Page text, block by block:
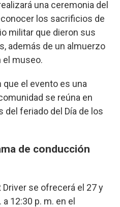
una ceremonia del
los sacrificios de
militar que dieron sus
además de un almuerzo
el museo.
el evento es una
se reúna en
del feriado del Día de los
de conducción
Driver se ofrecerá el 27 y
12:30 p. m. en el